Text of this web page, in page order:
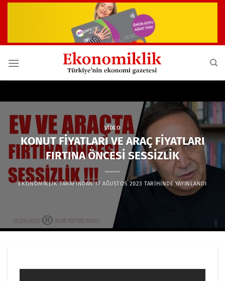
VIDEO
KONUT FİYATLARI VE ARAÇ FİYATLARI
FIRTINA ÖNCESİ SESSİZLİK
EKONOMIKLIKTARAFINDAN 17 AĞUSTOS 2023 TARIHINDE YAYINLANDI